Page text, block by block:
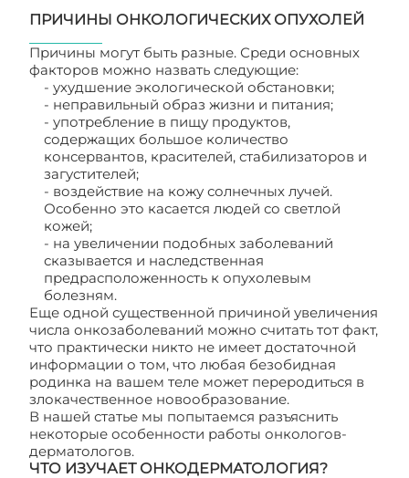
ПРИЧИНЫ ОНКОЛОГИЧЕСКИХ ОПУХОЛЕЙ
Причины могут быть разные. Среди основных
факторов можно назвать следующие:
- ухудшение экологической обстановки;
- неправильный образ жизни и питания;
- употребление в пищу продуктов,
содержащих большое количество
консервантов, красителей, стабилизаторов и
загустителей;
- воздействие на кожу солнечных лучей.
Особенно это касается людей со светлой
кожей;
- на увеличении подобных заболеваний
сказывается и наследственная
предрасположенность к опухолевым
болезням.
Еще одной существенной причиной увеличения
числа онкозаболеваний можно считать тот факт,
что практически никто не имеет достаточной
информации о том, что любая безобидная
родинка на вашем теле может переродиться в
злокачественное новообразование.
В нашей статье мы попытаемся разъяснить
некоторые особенности работы онкологов-
дерматологов.
ЧТО ИЗУЧАЕТ ОНКОДЕРМАТОЛОГИЯ?